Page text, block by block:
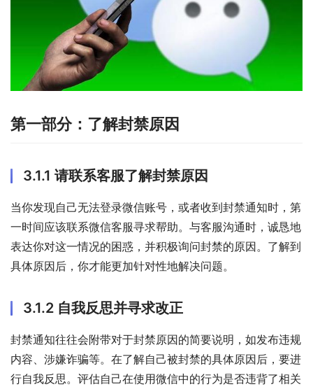
第一部分：了解封禁原因
3.1.1 请联系客服了解封禁原因
当你发现自己无法登录微信账号，或者收到封禁通知时，第
一时间应该联系微信客服寻求帮助。与客服沟通时，诚恳地
表达你对这一情况的困惑，并积极询问封禁的原因。了解到
具体原因后，你才能更加针对性地解决问题。
3.1.2 自我反思并寻求改正
封禁通知往往会附带对于封禁原因的简要说明，如发布违规
内容、涉嫌诈骗等。在了解自己被封禁的具体原因后，要进
行自我反思。评估自己在使用微信中的行为是否违背了相关